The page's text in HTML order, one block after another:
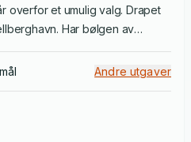
overfor et umulig valg. Drapet
Har bølgen av
får ingen lett oppgave når
løsningen. Midt oppe i det
et tilsynelatende uløselig
Andre utgaver